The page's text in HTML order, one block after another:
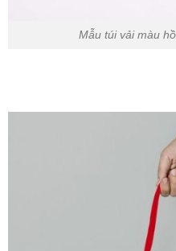
Mẫu túi vải màu